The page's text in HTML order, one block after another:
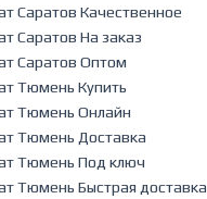
Саратов Качественное
Саратов На заказ
Саратов Оптом
Тюмень Купить
Тюмень Онлайн
Тюмень Доставка
Тюмень Под ключ
Тюмень Быстрая доставка